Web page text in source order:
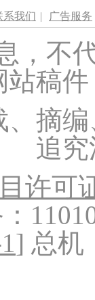
系我们 | 广告服务
，不
站稿
、摘
追
许可
] 总机